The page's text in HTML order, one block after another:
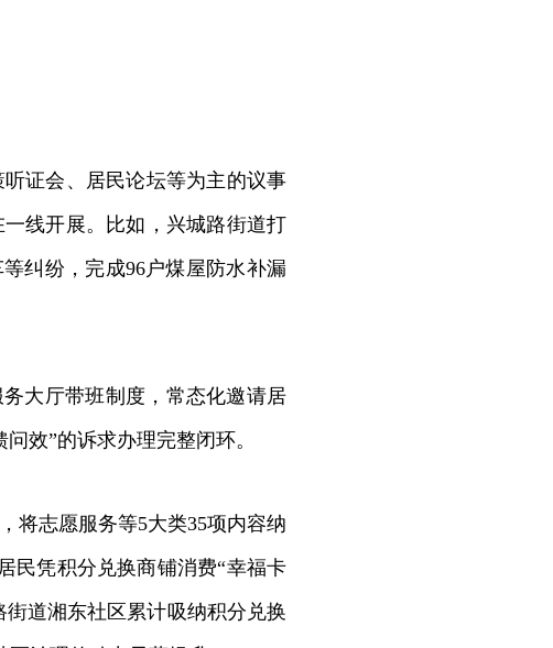
证会、居民论坛等为主的议事
线开展。比如，兴城路街道打
纠纷，完成96户煤屋防水补漏
大厅带班制度，常态化邀请居
效”的诉求办理完整闭环。
志愿服务等5大类35项内容纳
民凭积分兑换商铺消费“幸福卡
街道湘东社区累计吸纳积分兑换